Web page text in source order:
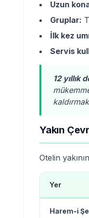
Uzun
Gruplar:
İlk kez
Servis
12 yıllık
Yakın
Otelin
Yer
Harem-i